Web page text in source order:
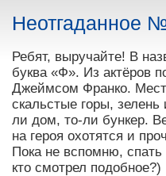
Неотгаданное
Ребят, выручайте! В
буква «Ф». Из актёров
Джеймсом Франко.
скальстые горы,
ли дом, то-ли бункер.
на героя охотятся и
Пока не вспомню,
кто смотрел подобное?)